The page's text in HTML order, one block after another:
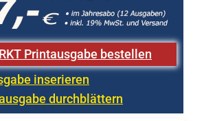
Printausgabe bestellen
inserieren
durchblättern